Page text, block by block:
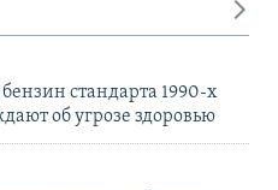
стандарта 1990-х
об угрозе здоровью